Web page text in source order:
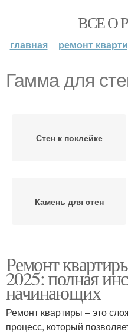
ВСЕ О
главная ремонт
Гамма для
Стен к поклейке
Камень для стен
Цветовая гамма
Ремонт
2025: полная
начинающих
Ремонт квартиры – это
процесс, который